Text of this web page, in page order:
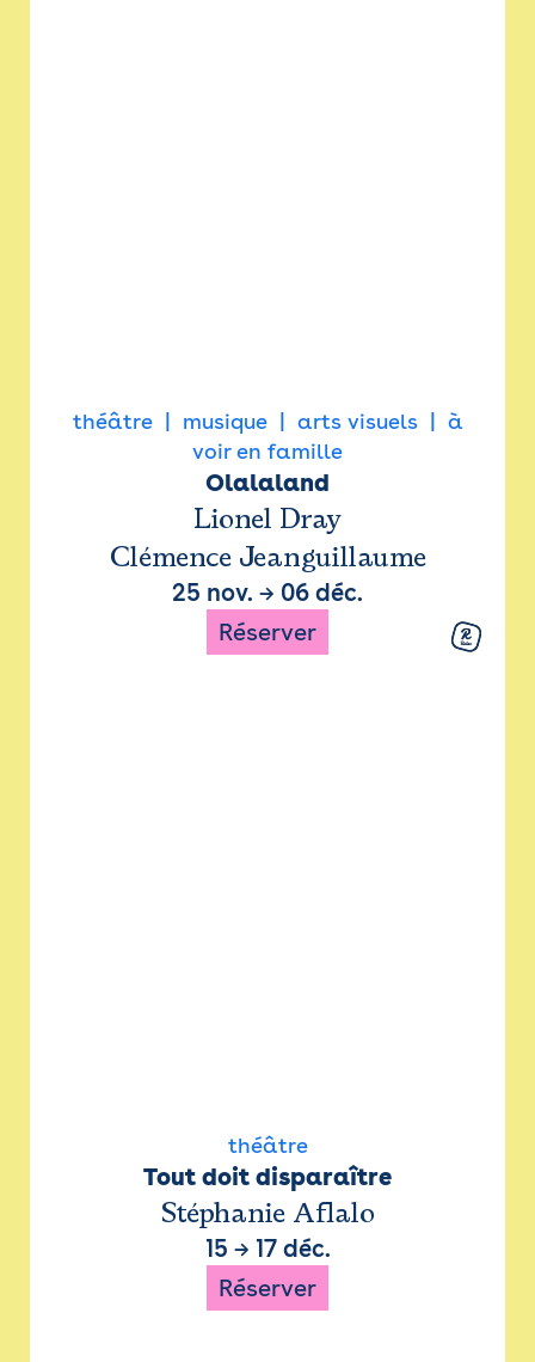
théâtre musique arts visuels
à
voir en famille
Olalaland
Lionel Dray
Clémence Jeanguillaume
25 nov. → 06 déc.
Réserver
théâtre
Tout doit disparaître
Stéphanie Aflalo
15 → 17 déc.
Réserver